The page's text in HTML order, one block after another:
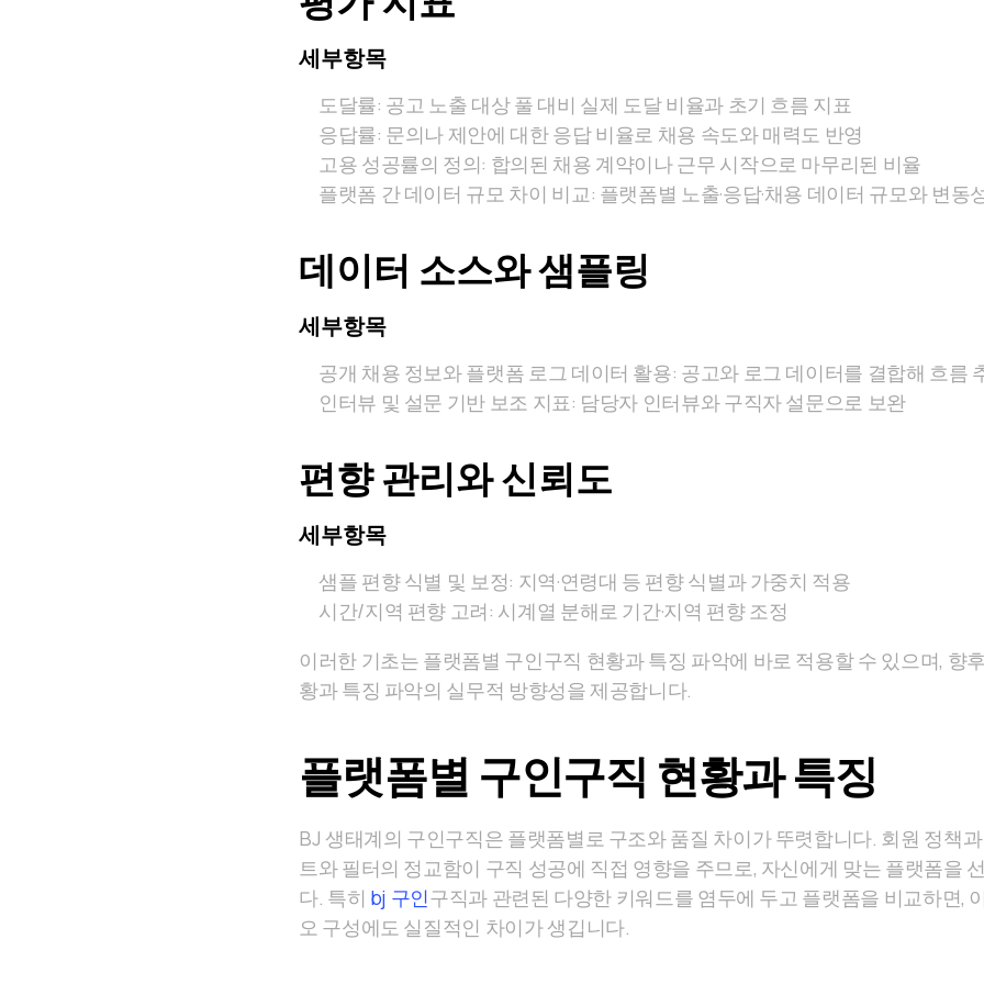
세부항목
도달률: 공고 노출 대상 풀 대비 실제 도달 비율과 초기 흐름 지표
응답률: 문의나 제안에 대한 응답 비율로 채용 속도와 매력도 반영
고용 성공률의 정의: 합의된 채용 계약이나 근무 시작으로 마무리된 비율
플랫폼 간 데이터 규모 차이 비교: 플랫폼별 노출·응답·채용 데이터 규모와 변동
데이터 소스와 샘플링
세부항목
공개 채용 정보와 플랫폼 로그 데이터 활용: 공고와 로그 데이터를 결합해 흐름
인터뷰 및 설문 기반 보조 지표: 담당자 인터뷰와 구직자 설문으로 보완
편향 관리와 신뢰도
세부항목
샘플 편향 식별 및 보정: 지역·연령대 등 편향 식별과 가중치 적용
시간/지역 편향 고려: 시계열 분해로 기간·지역 편향 조정
이러한 기초는 플랫폼별 구인구직 현황과 특징 파악에 바로 적용할 수 있으며, 향
황과 특징 파악의 실무적 방향성을 제공합니다.
플랫폼별 구인구직 현황과 특징
BJ 생태계의 구인구직은 플랫폼별로 구조와 품질 차이가 뚜렷합니다. 회원 정책
트와 필터의 정교함이 구직 성공에 직접 영향을 주므로, 자신에게 맞는 플랫폼을
다. 특히 bj 구인구직과 관련된 다양한 키워드를 염두에 두고 플랫폼을 비교하면,
오 구성에도 실질적인 차이가 생깁니다.